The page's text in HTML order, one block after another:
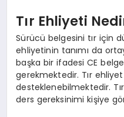
Tır Ehliyeti
Sürücü belgesini tır için
ehliyetinin tanımı da
başka bir ifadesi CE
gerekmektedir. Tır
desteklenebilmektedir.
ders gereksinimi kişiye